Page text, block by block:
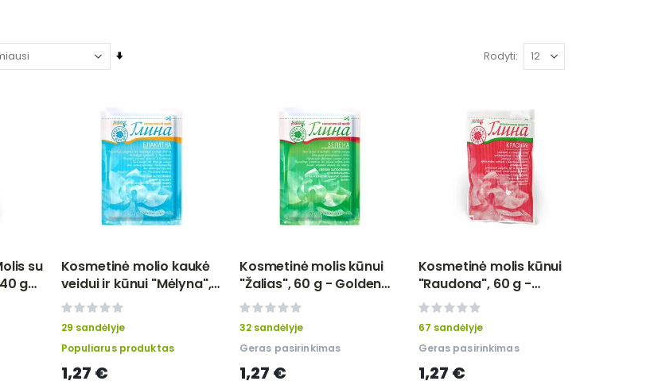
Nustatyti
Rodyti
su
g-
Kosmetinė molio kaukė
veidui ir kūnui "Mėlyna",
60 g-Goldenpharm
0%
29 sandėlyje
Populiarus produktas
1,27 €
Kosmetinė molis kūnui
"Žalias", 60 g - Golden
Pharm
0%
32 sandėlyje
Geras pasirinkimas
1,27 €
Kosmetinė molis kūnui
"Raudona", 60 g -
Golden Pharm
0%
67 sandėlyje
Geras pasirinkimas
1,27 €